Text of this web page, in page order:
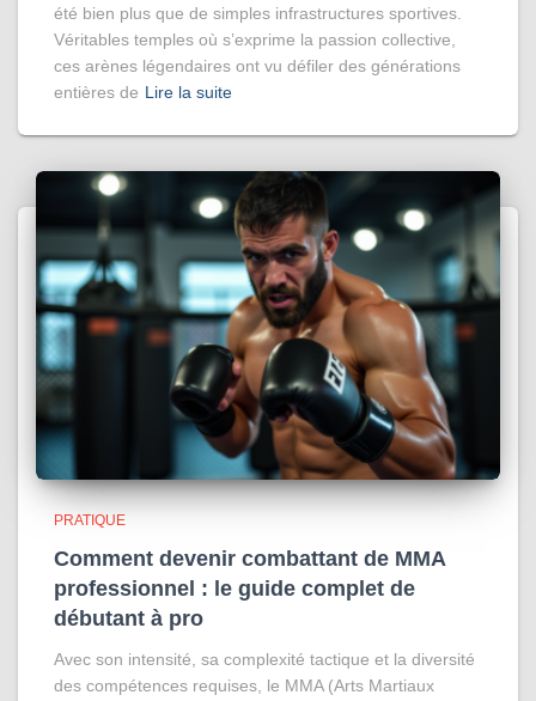
été bien plus que de simples infrastructures sportives.
Véritables temples où s’exprime la passion collective,
ces arènes légendaires ont vu défiler des générations
entières de Lire la suite
PRATIQUE
Comment devenir combattant de MMA
professionnel : le guide complet de
débutant à pro
Avec son intensité, sa complexité tactique et la diversité
des compétences requises, le MMA (Arts Martiaux